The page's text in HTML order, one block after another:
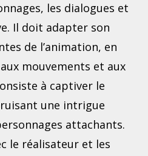
les dialogues et
Il doit adapter son
de l’animation, en
mouvements et aux
à captiver le
une intrigue
attachants.
le réalisateur et les